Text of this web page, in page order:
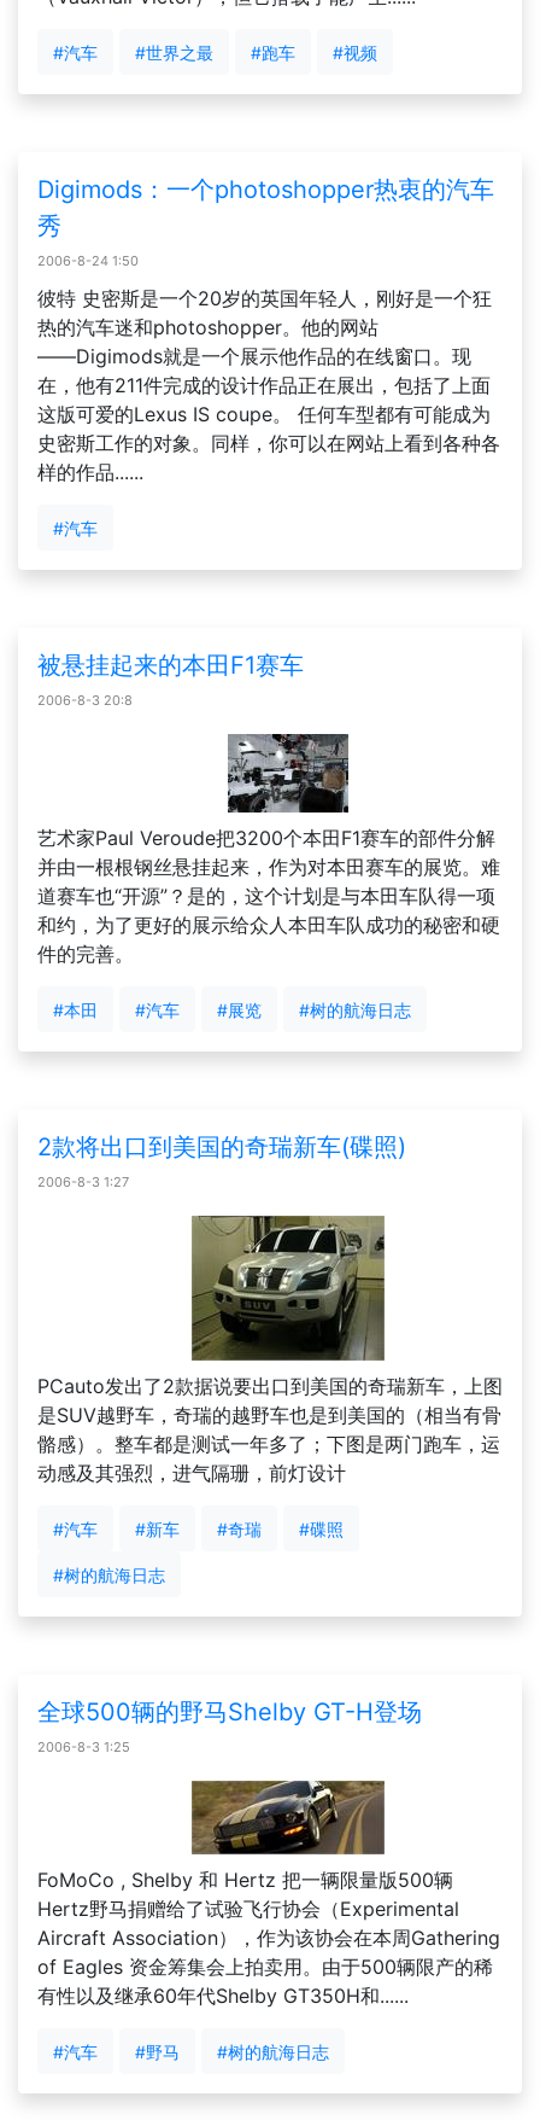
#汽车 #世界之最 #跑车 #视频
Digimods：一个photoshopper热衷的汽车
秀
2006-8-24 1:50
彼特 史密斯是一个20岁的英国年轻人，刚好是一个狂
热的汽车迷和photoshopper。他的网站
――Digimods就是一个展示他作品的在线窗口。现
在，他有211件完成的设计作品正在展出，包括了上面
这版可爱的Lexus IS coupe。 任何车型都有可能成为
史密斯工作的对象。同样，你可以在网站上看到各种各
样的作品......
#汽车
被悬挂起来的本田F1赛车
2006-8-3 20:8
艺术家Paul Veroude把3200个本田F1赛车的部件分解
并由一根根钢丝悬挂起来，作为对本田赛车的展览。难
道赛车也“开源”？是的，这个计划是与本田车队得一项
和约，为了更好的展示给众人本田车队成功的秘密和硬
件的完善。
#本田 #汽车 #展览 #树的航海日志
2款将出口到美国的奇瑞新车(碟照)
2006-8-3 1:27
PCauto发出了2款据说要出口到美国的奇瑞新车，上图
是SUV越野车，奇瑞的越野车也是到美国的（相当有骨
骼感）。整车都是测试一年多了；下图是两门跑车，运
动感及其强烈，进气隔珊，前灯设计
#汽车 #新车 #奇瑞 #碟照
#树的航海日志
全球500辆的野马Shelby GT-H登场
2006-8-3 1:25
FoMoCo , Shelby 和 Hertz 把一辆限量版500辆
Hertz野马捐赠给了试验飞行协会（Experimental
Aircraft Association），作为该协会在本周Gathering
of Eagles 资金筹集会上拍卖用。由于500辆限产的稀
有性以及继承60年代Shelby GT350H和......
#汽车 #野马 #树的航海日志